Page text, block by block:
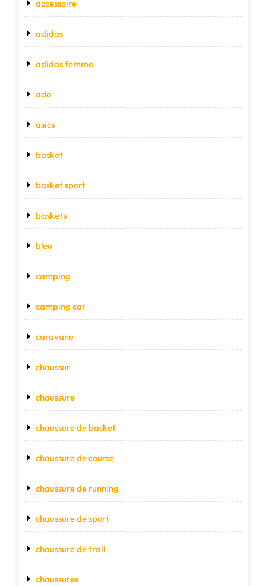
accessoire
adidas
adidas femme
ado
asics
basket
basket sport
baskets
bleu
camping
camping car
caravane
chaussur
chaussure
chaussure de basket
chaussure de course
chaussure de running
chaussure de sport
chaussure de trail
chaussures